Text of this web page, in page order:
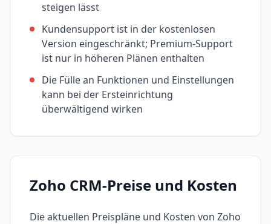
steigen lässt
Kundensupport ist in der kostenlosen
Version eingeschränkt; Premium-Support
ist nur in höheren Plänen enthalten
Die Fülle an Funktionen und Einstellungen
kann bei der Ersteinrichtung
überwältigend wirken
Zoho CRM-Preise und Kosten
Die aktuellen Preispläne und Kosten von Zoho